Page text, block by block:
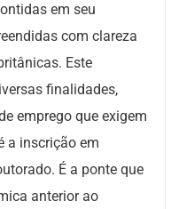
em seu
com clareza
Este
finalidades,
emprego que exigem
a inscrição em
É a ponte que
anterior ao